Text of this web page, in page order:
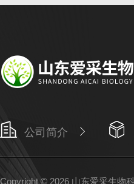
公司简介
Copyright © 2026 山东爱采生物